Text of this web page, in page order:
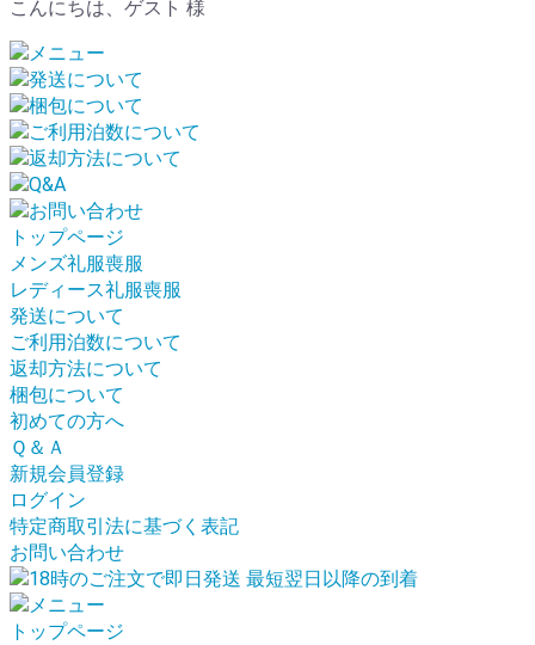
こんにちは、ゲスト 様
トップページ
メンズ礼服喪服
レディース礼服喪服
発送について
ご利用泊数について
返却方法について
梱包について
初めての方へ
Ｑ＆Ａ
新規会員登録
ログイン
特定商取引法に基づく表記
お問い合わせ
トップページ